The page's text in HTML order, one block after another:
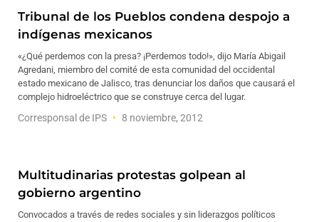
Tribunal de los Pueblos condena despojo a
indígenas mexicanos
«¿Qué perdemos con la presa? ¡Perdemos todo!», dijo María Abigail
Agredani, miembro del comité de esta comunidad del occidental
estado mexicano de Jalisco, tras denunciar los daños que causará el
complejo hidroeléctrico que se construye cerca del lugar.
Corresponsal de IPS 8 noviembre, 2012
Multitudinarias protestas golpean al
gobierno argentino
Convocados a través de redes sociales y sin liderazgos políticos